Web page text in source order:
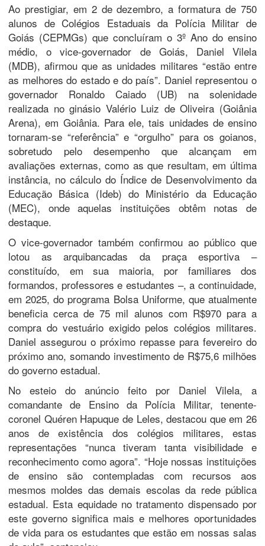
Ao prestigiar, em 2 de dezembro, a formatura de 750
alunos de Colégios Estaduais da Polícia Militar de
Goiás (CEPMGs) que concluíram o 3º Ano do ensino
médio, o vice-governador de Goiás, Daniel Vilela
(MDB), afirmou que as unidades militares “estão entre
as melhores do estado e do país”. Daniel representou o
governador Ronaldo Caiado (UB) na solenidade
realizada no ginásio Valério Luiz de Oliveira (Goiânia
Arena), em Goiânia. Para ele, tais unidades de ensino
tornaram-se “referência” e “orgulho” para os goianos,
sobretudo pelo desempenho que alcançam em
avaliações externas, como as que resultam, em última
instância, no cálculo do Índice de Desenvolvimento da
Educação Básica (Ideb) do Ministério da Educação
(MEC), onde aquelas instituições obtêm notas de
destaque.
O vice-governador também confirmou ao público que
lotou as arquibancadas da praça esportiva –
constituído, em sua maioria, por familiares dos
formandos, professores e estudantes –, a continuidade,
em 2025, do programa Bolsa Uniforme, que atualmente
beneficia cerca de 75 mil alunos com R$970 para a
compra do vestuário exigido pelos colégios militares.
Daniel assegurou o próximo repasse para fevereiro do
próximo ano, somando investimento de R$75,6 milhões
do governo estadual.
No esteio do anúncio feito por Daniel Vilela, a
comandante de Ensino da Polícia Militar, tenente-
coronel Quéren Hapuque de Leles, destacou que em 26
anos de existência dos colégios militares, estas
representações “nunca tiveram tanta visibilidade e
reconhecimento como agora”. “Hoje nossas instituições
de ensino são contempladas com recursos aos
mesmos moldes das demais escolas da rede pública
estadual. Esta equidade no tratamento dispensado por
este governo significa mais e melhores oportunidades
de vida para os estudantes que estão em nossas salas